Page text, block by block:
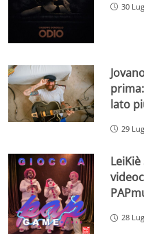
30
lato
29
28